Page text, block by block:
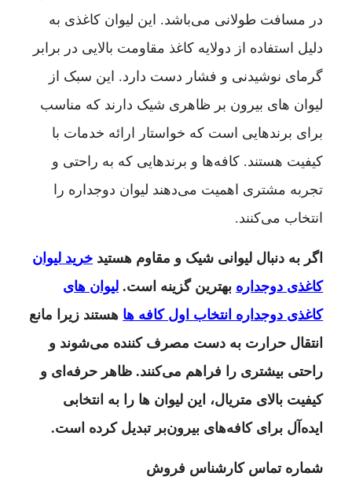
در مسافت طولانی می‌باشد. این لیوان کاغذی به
دلیل استفاده از دولایه کاغذ مقاومت بالایی در برابر
گرمای نوشیدنی و فشار دست دارد. این سبک از
لیوان های بیرون بر ظاهری شیک دارند که مناسب
برای برندهایی است که خواستار ارائه خدمات با
کیفیت هستند. کافه‌ها و برندهایی که به راحتی و
تجربه مشتری اهمیت می‌دهند لیوان دوجداره را
انتخاب می‌کنند.
اگر به دنبال لیوانی شیک و مقاوم هستید خرید لیوان
کاغذی دوجداره بهترین گزینه است. لیوان های
کاغذی دوجداره انتخاب اول کافه ها هستند زیرا مانع
انتقال حرارت به دست مصرف کننده می‌شوند و
راحتی بیشتری را فراهم می‌کنند. ظاهر حرفه‌ای و
کیفیت بالای متریال، این لیوان ها را به انتخابی
ایده‌آل برای کافه‌های بیرون‌بر تبدیل کرده است.
شماره تماس کارشناس فروش